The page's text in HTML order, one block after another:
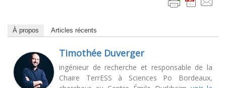
À propos Articles récents
Timothée Duverger
ingénieur de recherche et responsable de la
Chaire TerrESS à Sciences Po Bordeaux,